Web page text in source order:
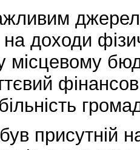
на доходи
місцевому
присутній